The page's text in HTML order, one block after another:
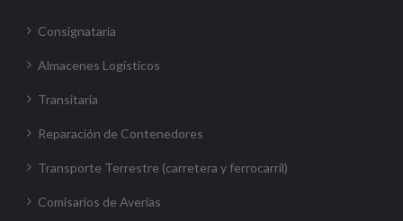
Consignataria
Almacenes Logísticos
Transitaria
Reparación de Contenedores
Transporte Terrestre (carretera y ferrocarril)
Comisarios de Averías